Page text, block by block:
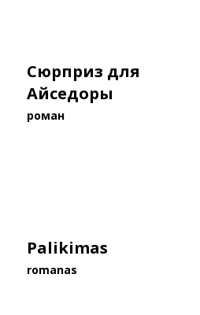
Сюрприз для
Айседоры
роман
Palikimas
romanas